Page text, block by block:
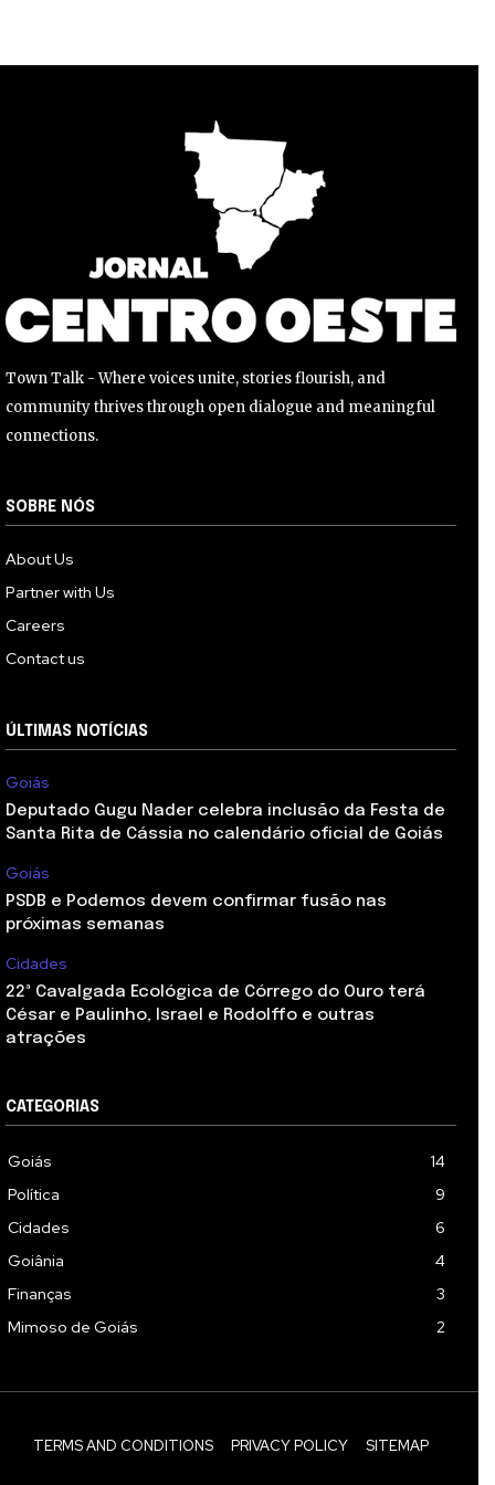
INSCREVER
Li e aceito aPolítica de Privacidade
Town Talk - Where voices unite, stories flourish, and
community thrives through open dialogue and meaningful
connections.
SOBRE NÓS
About Us
Partner with Us
Careers
Contact us
ÚLTIMAS NOTÍCIAS
Goiás
Deputado Gugu Nader celebra inclusão da Festa de
Santa Rita de Cássia no calendário oficial de Goiás
Goiás
PSDB e Podemos devem confirmar fusão nas
próximas semanas
Cidades
22ª Cavalgada Ecológica de Córrego do Ouro terá
César e Paulinho, Israel e Rodolffo e outras
atrações
CATEGORIAS
Goiás
14
Política
9
Cidades
6
Goiânia
4
Finanças
3
Mimoso de Goiás
2
TERMS AND CONDITIONS PRIVACY POLICY SITEMAP